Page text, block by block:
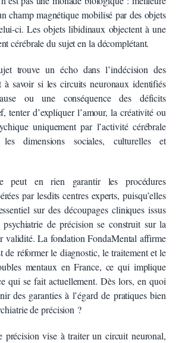
champ magnétique mobilisé par des objets
ci. Les objets libidinaux objectent à une
cérébrale du sujet en la décomplétant.
trouve un écho dans l’indécision des
à savoir si les circuits neuronaux identifiés
ou une conséquence des déficits
tenter d’expliquer l’amour, la créativité ou
uniquement par l’activité cérébrale
dimensions sociales, culturelles et
peut en rien garantir les procédures
par lesdits centres experts, puisqu’elles
sur des découpages cliniques issus
de précision se construit sur la
validité. La fondation FondaMental affirme
de réformer le diagnostic, le traitement et le
mentaux en France, ce qui implique
qui se fait actuellement. Dès lors, en quoi
des garanties à l’égard de pratiques bien
de précision ?
précision vise à traiter un circuit neuronal,